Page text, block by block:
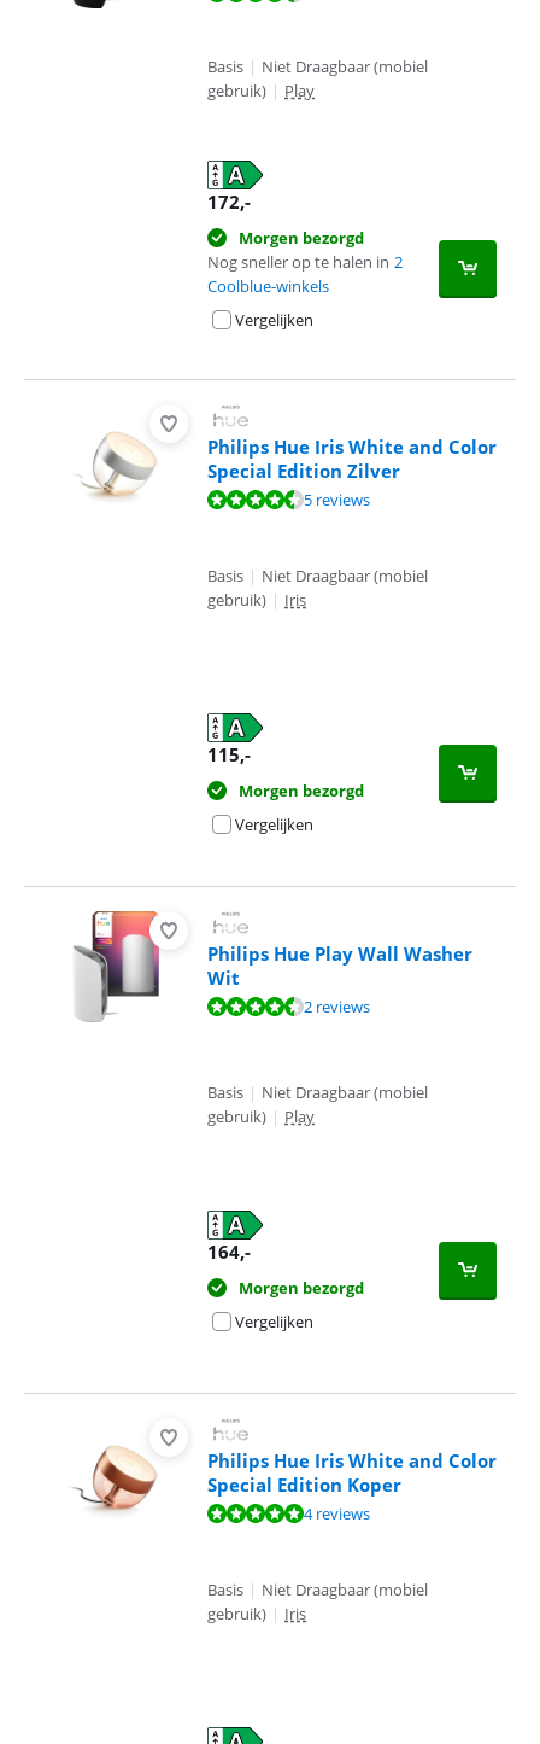
Basis | Niet Draagbaar (mobiel
gebruik) | Play
172,-
Morgen bezorgd
Nog sneller op te halen in 2
Coolblue-winkels
Vergelijken
Philips Hue Iris White and Color
Special Edition Zilver
Beoordeling is 8,9 van de 10, gebaseerd op 5 reviews.
5 reviews
Basis | Niet Draagbaar (mobiel
gebruik) | Iris
115,-
Morgen bezorgd
Vergelijken
Philips Hue Play Wall Washer
Wit
Beoordeling is 9,0 van de 10, gebaseerd op 2 reviews.
2 reviews
Basis | Niet Draagbaar (mobiel
gebruik) | Play
164,-
Morgen bezorgd
Vergelijken
Philips Hue Iris White and Color
Special Edition Koper
Beoordeling is 9,8 van de 10, gebaseerd op 4 reviews.
4 reviews
Basis | Niet Draagbaar (mobiel
gebruik) | Iris